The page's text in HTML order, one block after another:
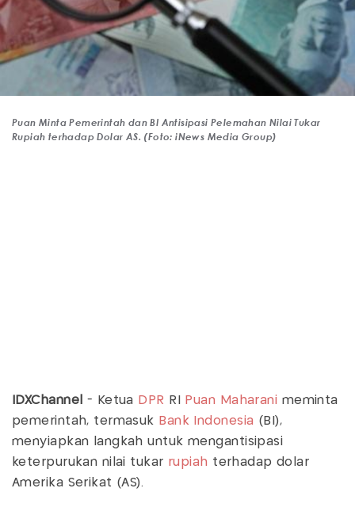
Puan Minta Pemerintah dan BI Antisipasi Pelemahan Nilai Tukar
Rupiah terhadap Dolar AS. (Foto: iNews Media Group)
IDXChannel - Ketua DPR RI Puan Maharani meminta
pemerintah, termasuk Bank Indonesia (BI),
menyiapkan langkah untuk mengantisipasi
keterpurukan nilai tukar rupiah terhadap dolar
Amerika Serikat (AS).